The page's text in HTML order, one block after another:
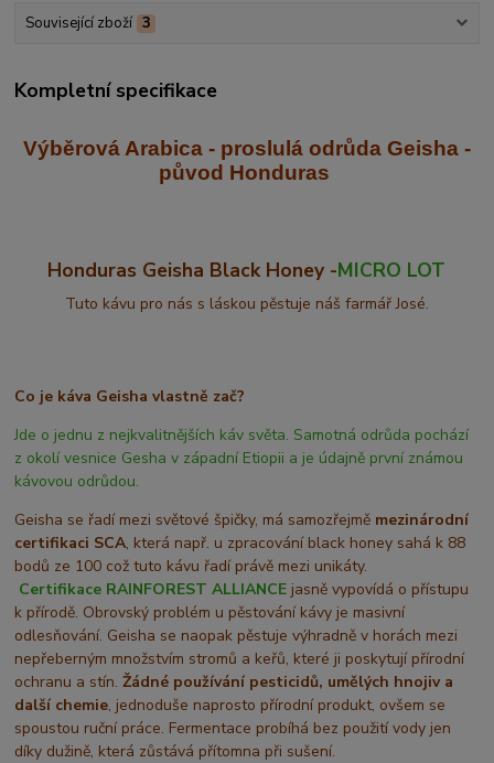
Související zboží 3
Kompletní specifikace
Výběrová Arabica - proslulá odrůda Geisha-
původ Honduras
Honduras Geisha Black Honey -MICRO LOT
Tuto kávu pro nás s láskou pěstuje náš farmář José.
Co je káva Geisha vlastně zač?
Jde o jednu z nejkvalitnějších káv světa. Samotná odrůda pochází
z okolí vesnice Gesha v západní Etiopii a je údajně první známou
kávovou odrůdou.
Geisha se řadí mezi světové špičky, má samozřejmě mezinárodní
certifikaci SCA, která např. u zpracování black honey sahá k 88
bodů ze 100 což tuto kávu řadí právě mezi unikáty.
Certifikace RAINFOREST ALLIANCE jasně vypovídá o přístupu
k přírodě. Obrovský problém u pěstování kávy je masivní
odlesňování. Geisha se naopak pěstuje výhradně v horách mezi
nepřeberným množstvím stromů a keřů, které ji poskytují přírodní
ochranu a stín.Žádné používání pesticidů, umělých hnojiv a
další chemie, jednoduše naprosto přírodní produkt, ovšem se
spoustou ruční práce. Fermentace probíhá bez použití vody jen
díky dužině, která zůstává přítomna při sušení.